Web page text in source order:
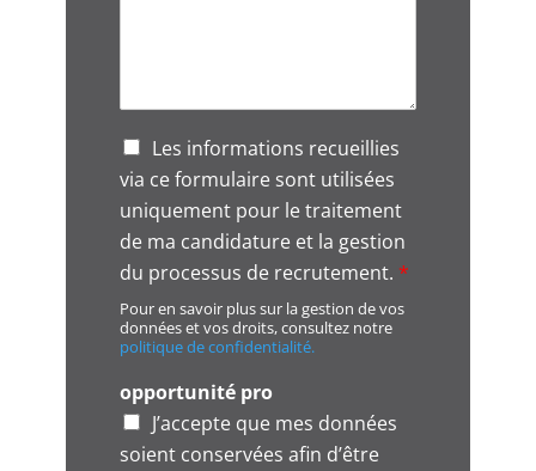
G
D
P
R
A
g
r
e
e
m
e
n
t
*
Les informations recueillies
via ce formulaire sont utilisées
uniquement pour le traitement
de ma candidature et la gestion
du processus de recrutement. *
Pour en savoir plus sur la gestion de vos
données et vos droits, consultez notre
politique de confidentialité.
opportunité pro
J’accepte que mes données
soient conservées afin d’être